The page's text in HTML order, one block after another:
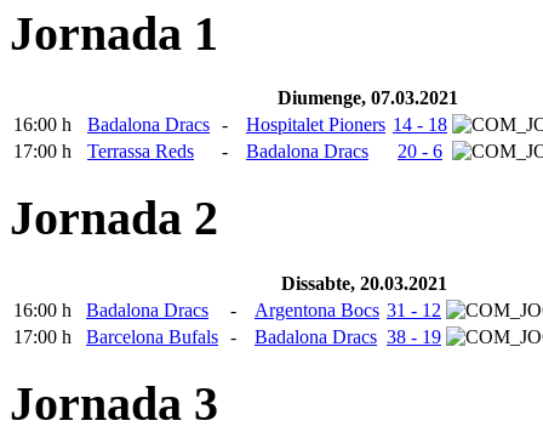
Jornada 1
Diumenge, 07.03.2021
16:00 h
Badalona Dracs - Hospitalet Pioners 14 - 18
17:00 h
Terrassa Reds - Badalona Dracs 20 - 6
Jornada 2
Dissabte, 20.03.2021
16:00 h
Badalona Dracs - Argentona Bocs 31 - 12
17:00 h
Barcelona Bufals - Badalona Dracs 38 - 19
Jornada 3